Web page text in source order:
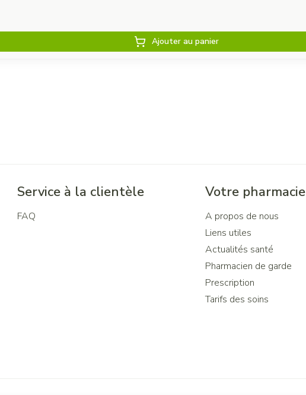
Ajouter au panier
Service à la clientèle
FAQ
Votre pharmacie
A propos de nous
Liens utiles
Actualités santé
Pharmacien de garde
Prescription
Tarifs des soins